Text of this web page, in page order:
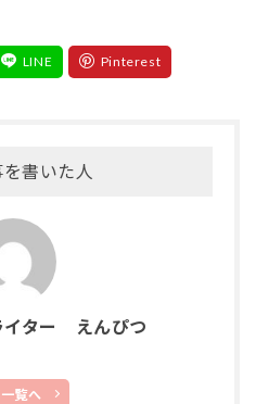
書いた人
イター えんぴつ
覧へ